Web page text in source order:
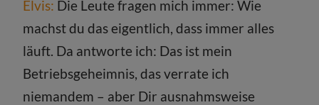
Elvis: Die Leute fragen mich immer: Wie
machst du das eigentlich, dass immer alles
läuft. Da antworte ich: Das ist mein
Betriebsgeheimnis, das verrate ich
niemandem – aber Dir ausnahmsweise